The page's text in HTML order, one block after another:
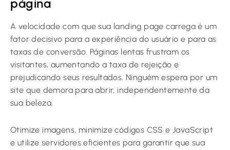
página
A velocidade com que sua landing page carrega é um
fator decisivo para a experiência do usuário e para as
taxas de conversão. Páginas lentas frustram os
visitantes, aumentando a taxa de rejeição e
prejudicando seus resultados. Ninguém espera por um
site que demora para abrir, independentemente da
sua beleza.
Otimize imagens, minimize códigos CSS e JavaScript
e utilize servidores eficientes para garantir que sua